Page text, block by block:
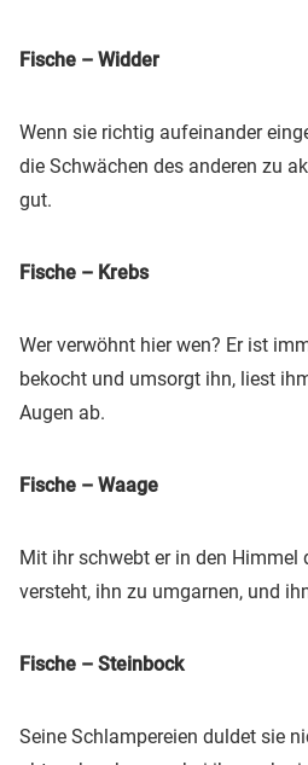
Fische – Widder
Wenn sie richtig aufeinander
die Schwächen des anderen zu
gut.
Fische – Krebs
Wer verwöhnt hier wen? Er ist
bekocht und umsorgt ihn, liest
Augen ab.
Fische – Waage
Mit ihr schwebt er in den Himmel
versteht, ihn zu umgarnen, und
Fische – Steinbock
Seine Schlampereien duldet sie